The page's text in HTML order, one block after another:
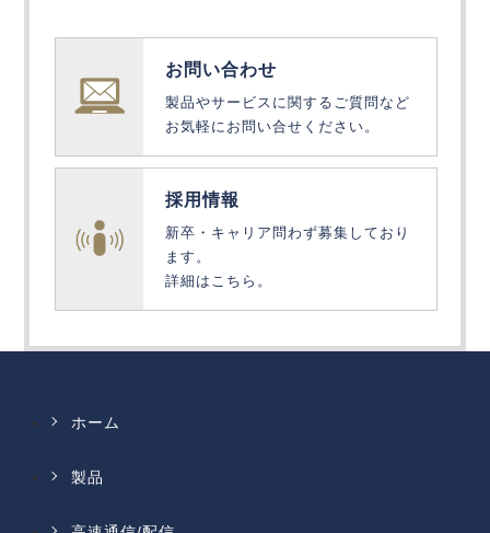
お問い合わせ
製品やサービスに関するご質問など
お気軽にお問い合せください。
採用情報
新卒・キャリア問わず募集しており
ます。
詳細はこちら。
ホーム
製品